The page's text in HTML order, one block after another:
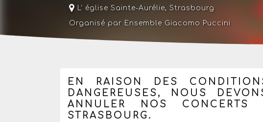
L' église Sainte-Aurélie, Strasbourg
Organisé par Ensemble Giacomo Puccini
EN RAISON DES
DANGEREUSES, NOUS
ANNULER NOS
STRASBOURG.